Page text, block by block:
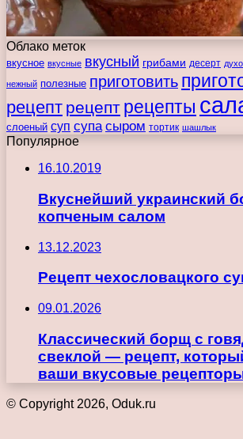
Облако меток
вкусное вкусные вкусный грибами десерт
нежный полезные приготовить
рецепт рецепт рецепты
слоеный суп супа сыром тортик шашлык
Популярное
16.10.2019
Вкуснейший украинский
копченым салом
13.12.2023
Рецепт чехословацкого
09.01.2026
Классический борщ с
свеклой — рецепт,
ваши вкусовые
© Copyright 2026, Oduk.ru